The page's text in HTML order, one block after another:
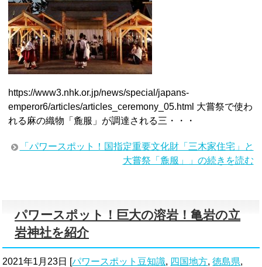
https://www3.nhk.or.jp/news/special/japans-
emperor6/articles/articles_ceremony_05.html 大嘗祭で使わ
れる麻の織物「麁服」が調達される三・・・
「パワースポット！国指定重要文化財「三木家住宅」と
大嘗祭「麁服」」の続きを読む
パワースポット！巨大の溶岩！亀岩の立
岩神社を紹介
2021年1月23日 [パワースポット豆知識, 四国地方,徳島県,